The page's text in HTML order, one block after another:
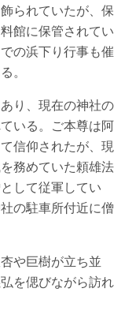
られていたが、保
館に保管されてい
の浜下り行事も催
。
り、現在の神社の
いる。ご本尊は阿
信仰されたが、現
務めていた頼雄法
して従軍してい
の駐車所付近に僧
や巨樹が立ち並
を偲びながら訪れ